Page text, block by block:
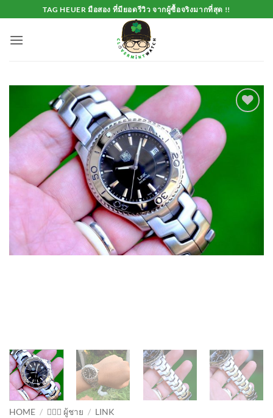
to
content
TAG HEUER มือสอง ที่มียอดรีวิว จากผู้ซื้อจริงมากที่สุด !!
Add to
Wishlist
HOME / 🙋🏻‍♂️ ผู้ชาย / LINK